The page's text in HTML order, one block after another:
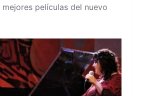
películas del nuevo